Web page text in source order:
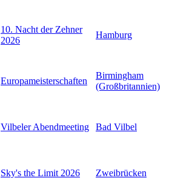
10. Nacht der Zehner
2026
Hamburg
Europameisterschaften
Birmingham
(Großbritannien)
Vilbeler Abendmeeting Bad Vilbel
Sky's the Limit 2026 Zweibrücken